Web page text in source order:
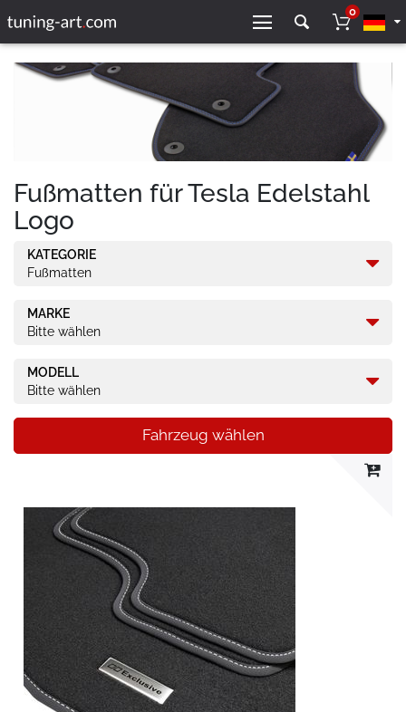
0
Fußmatten für Tesla Edelstahl
Logo
KATEGORIE
Fußmatten
MARKE
Bitte wählen
MODELL
Bitte wählen
Fahrzeug wählen